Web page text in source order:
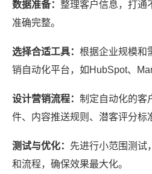
数据准备： 整理客户信息，打通
准确完整。
选择合适工具： 根据企业规模和
销自动化平台，如HubSpot、
设计营销流程： 制定自动化的客
件、内容推送规则、潜客评分标
测试与优化： 先进行小范围测试
和流程，确保效果最大化。